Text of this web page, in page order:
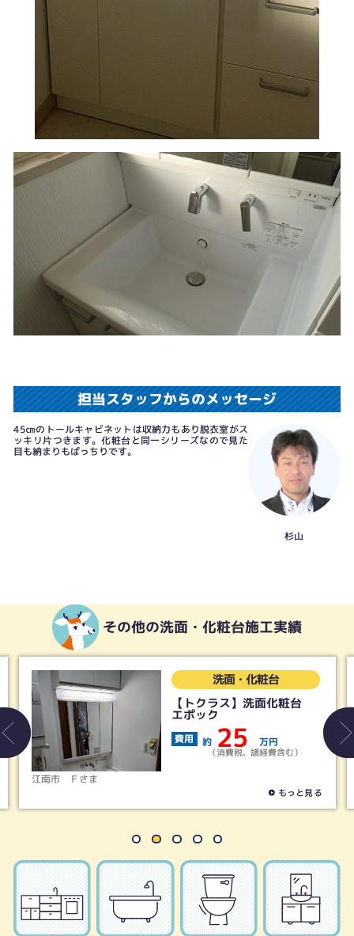
担当スタッフからのメッセージ
45㎝のトールキャビネットは収納力もあり脱衣室がス
ッキリ片つきます。化粧台と同一シリーズなので見た
目も納まりもばっちりです。
杉山
その他の洗面・化粧台施工実績
江南市 Ｆさま
洗面・化粧台
【トクラス】洗面化粧台
エポック
費用 約 25 万円
（消費税、諸経費含む）
もっと見る